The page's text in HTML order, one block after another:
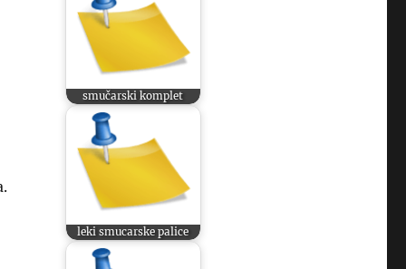
smučarski komplet
leki smucarske palice